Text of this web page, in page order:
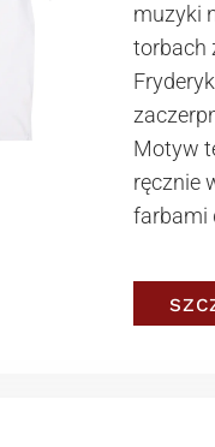
muzyki
torbach
Motyw
ręcznie
farbami